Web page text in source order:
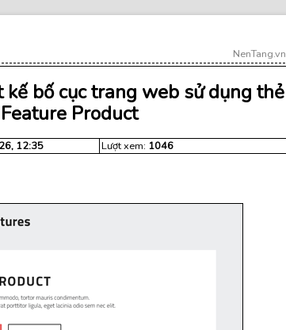
NenTang.vn
bố cục trang web sử dụng thẻ
Product
12:35 Lượt xem: 1046